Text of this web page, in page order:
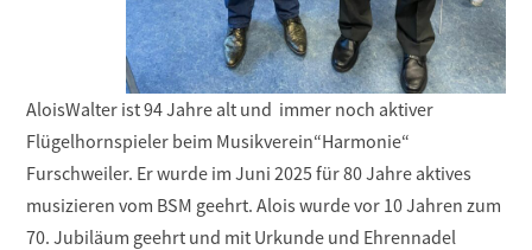
AloisWalter ist 94 Jahre alt und immer noch aktiver
Flügelhornspieler beim Musikverein“Harmonie“
Furschweiler. Er wurde im Juni 2025 für 80 Jahre aktives
musizieren vom BSM geehrt. Alois wurde vor 10 Jahren zum
70. Jubiläum geehrt und mit Urkunde und Ehrennadel